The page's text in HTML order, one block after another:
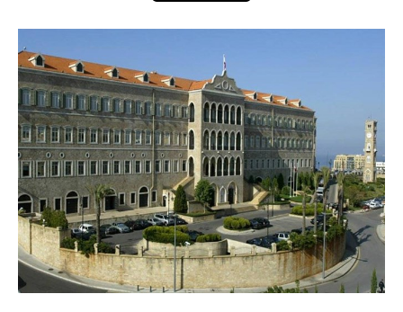
عالم المرأة
أخبار مصر
أخبار عربية
أخبار النجوم
أخبار العالم